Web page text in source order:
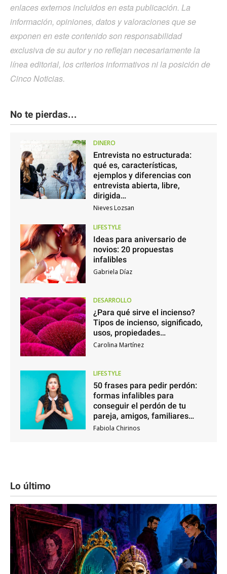
enlaces externos incluidos en esta publicación. La
información, opiniones, datos y valoraciones que se
exponen en este contenido son responsabilidad
exclusiva de su autor y no reflejan necesariamente la
línea editorial, los criterios informativos ni la posición de
Cinco Noticias.
No te pierdas...
DINERO
Entrevista no estructurada:
qué es, características,
ejemplos y diferencias con
entrevista abierta, libre,
dirigida…
Nieves Lozsan
LIFESTYLE
Ideas para aniversario de
novios: 20 propuestas
infalibles
Gabriela Díaz
DESARROLLO
¿Para qué sirve el incienso?
Tipos de incienso, significado,
usos, propiedades…
Carolina Martínez
LIFESTYLE
50 frases para pedir perdón:
formas infalibles para
conseguir el perdón de tu
pareja, amigos, familiares…
Fabiola Chirinos
Lo último